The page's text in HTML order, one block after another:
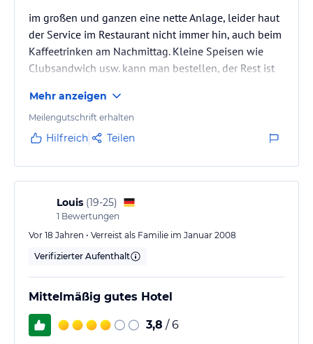
im großen und ganzen eine nette Anlage, leider haut
der Service im Restaurant nicht immer hin, auch beim
Kaffeetrinken am Nachmittag. Kleine Speisen wie
Clubsandwich usw. kann man bestellen, der Rest ist
Tauchschule ist beim Hotel, leider kein
ausgezeichneter Service, man muss die Flaschen und
alles Zubehör selber zum Boot tragen, keine große
Mehr anzeigen
Meilengutschrift erhalten
Hilfreich Teilen
Louis (19-25)
1 Bewertungen
Vor 18 Jahren • Verreist als Familie im Januar 2008
Verifizierter Aufenthalt
Mittelmäßig gutes Hotel
3,8 / 6